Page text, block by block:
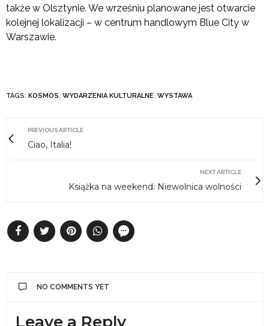
także w Olsztynie. We wrześniu planowane jest otwarcie
kolejnej lokalizacji – w centrum handlowym Blue City w
Warszawie.
TAGS: KOSMOS WYDARZENIA KULTURALNE WYSTAWA
PREVIOUS ARTICLE
Ciao, Italia!
NEXT ARTICLE
Książka na weekend: Niewolnica wolności
NO COMMENTS YET
Leave a Reply